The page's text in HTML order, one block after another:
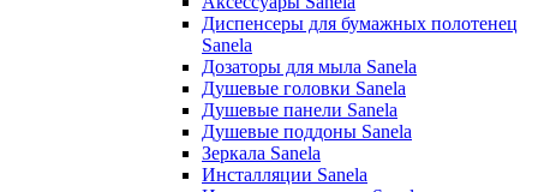
Диспенсеры для бумажных полотенец
Sanela
Дозаторы для мыла Sanela
Душевые головки Sanela
Душевые панели Sanela
Душевые поддоны Sanela
Зеркала Sanela
Инсталляции Sanela